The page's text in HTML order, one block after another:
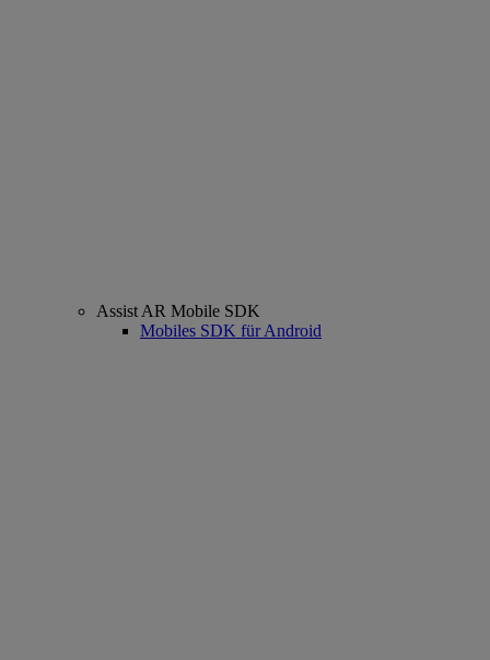
Assist AR Mobile SDK
Mobiles SDK für Android